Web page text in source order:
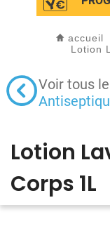
accueil
Lotion
Voir tous
Lotion
Corps 1L